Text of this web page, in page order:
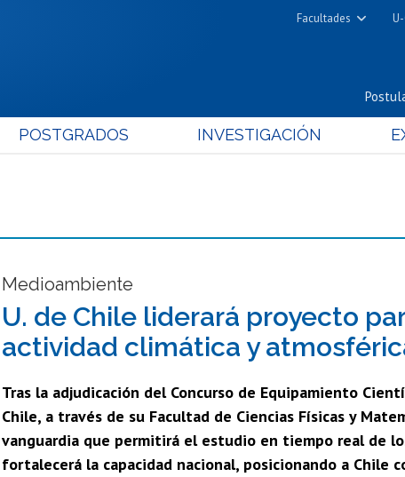
Facultades
Cs. Físicas y
Cs. Químicas y
Nutrición y
Alimentos
POSTGRADOS INVESTIGACIÓN
Medioambiente
U. de Chile liderará proyecto
actividad climática y
Tras la adjudicación del Concurso de Equipamiento
Chile, a través de su Facultad de Ciencias Físicas y
vanguardia que permitirá el estudio en tiempo real de
fortalecerá la capacidad nacional, posicionando a